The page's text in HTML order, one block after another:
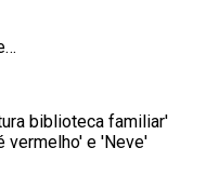
biblioteca familiar'
vermelho' e 'Neve'